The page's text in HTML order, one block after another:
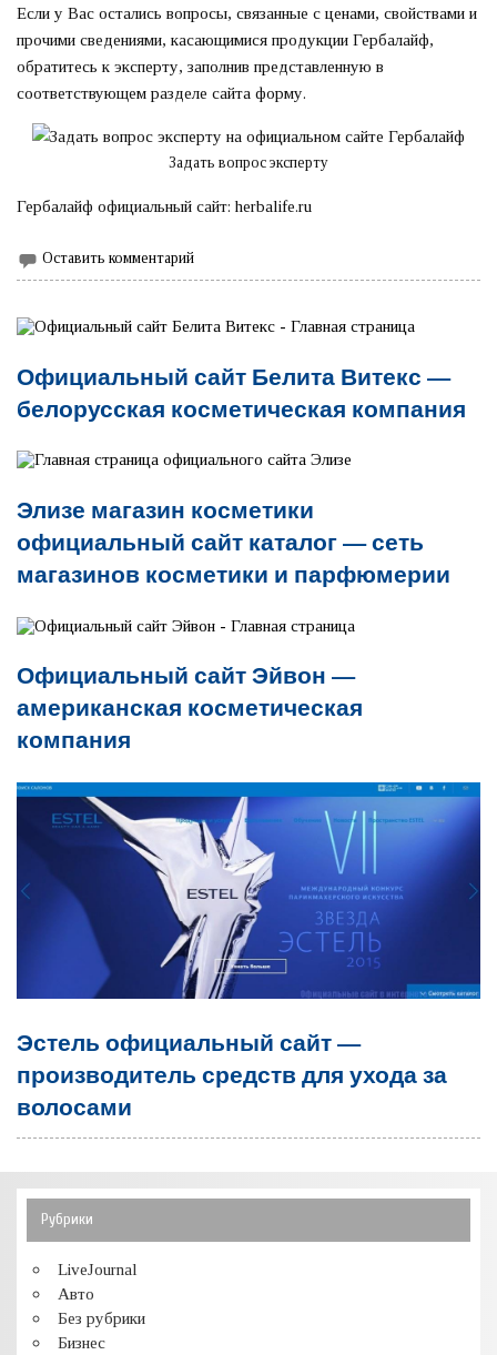
Если у Вас остались вопросы, связанные с ценами, свойствами и
прочими сведениями, касающимися продукции Гербалайф,
обратитесь к эксперту, заполнив представленную в
соответствующем разделе сайта форму.
Задать вопрос эксперту
Гербалайф официальный сайт: herbalife.ru
Оставить комментарий
Официальный сайт Белита Витекс —
белорусская косметическая компания
Элизе магазин косметики
официальный сайт каталог — сеть
магазинов косметики и парфюмерии
Официальный сайт Эйвон —
американская косметическая
компания
Эстель официальный сайт —
производитель средств для ухода за
волосами
Рубрики
LiveJournal
Авто
Без рубрики
Бизнес